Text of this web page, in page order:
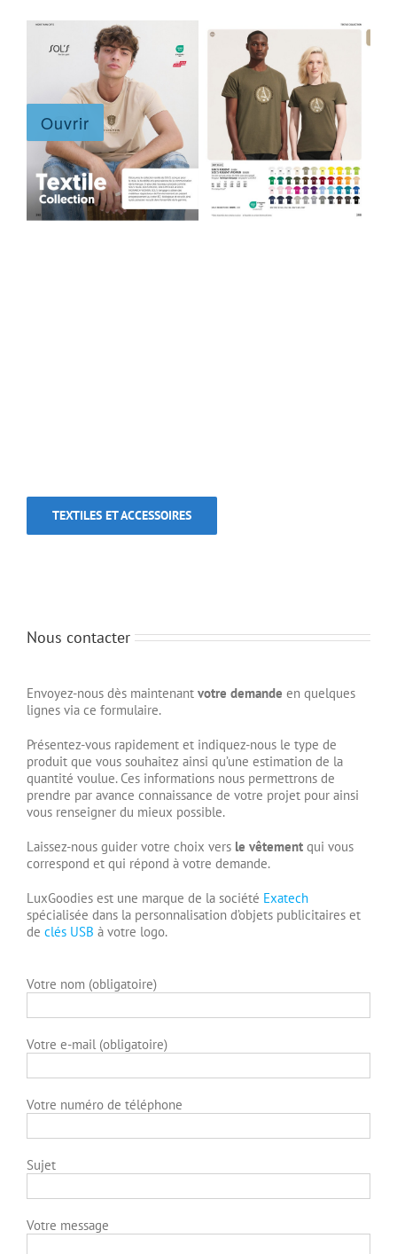
TEXTILES ET ACCESSOIRES
Nous contacter
Envoyez-nous dès maintenant votre demande en quelques
lignes via ce formulaire.
Présentez-vous rapidement et indiquez-nous le type de
produit que vous souhaitez ainsi qu’une estimation de la
quantité voulue. Ces informations nous permettrons de
prendre par avance connaissance de votre projet pour ainsi
vous renseigner du mieux possible.
Laissez-nous guider votre choix vers le vêtement qui vous
correspond et qui répond à votre demande.
LuxGoodies est une marque de la société Exatech
spécialisée dans la personnalisation d’objets publicitaires et
de clés USB à votre logo.
Votre nom (obligatoire)
Votre e-mail (obligatoire)
Votre numéro de téléphone
Sujet
Votre message